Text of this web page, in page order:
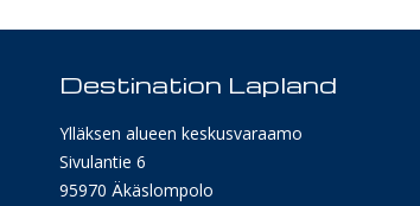
Destination Lapland
Ylläksen alueen keskusvaraamo
Sivulantie 6
95970 Äkäslompolo